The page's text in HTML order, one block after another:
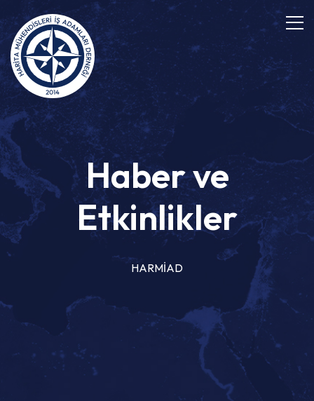
Haber ve
Etkinlikler
HARMİAD